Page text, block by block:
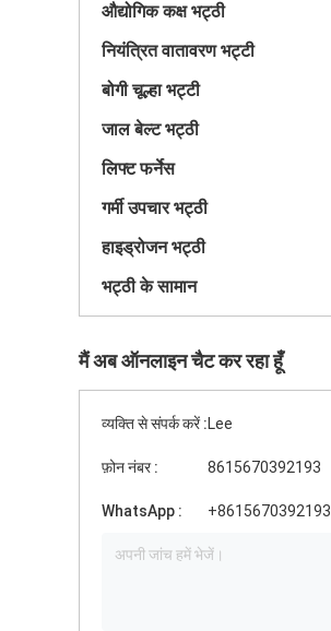
औद्योगिक कक्ष भट्ठी
नियंत्रित वातावरण भट्टी
बोगी चूल्हा भट्टी
जाल बेल्ट भट्ठी
लिफ्ट फर्नेस
गर्मी उपचार भट्ठी
हाइड्रोजन भट्ठी
भट्ठी के सामान
मैं अब ऑनलाइन चैट कर रहा हूँ
व्यक्ति से संपर्क करें :Lee
फ़ोन नंबर : 8615670392193
WhatsApp : +8615670392193